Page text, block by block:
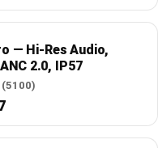
— Hi-Res Audio,
2.0, IP57
(5100)